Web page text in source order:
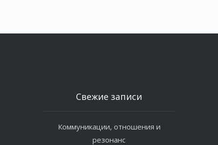
Свежие записи
Коммуникации, отношения и
резонанс